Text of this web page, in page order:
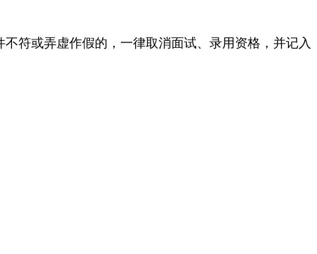
符或弄虚作假的，一律取消面试、录用资格，并记入